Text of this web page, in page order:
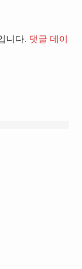
니다. 댓글 데이